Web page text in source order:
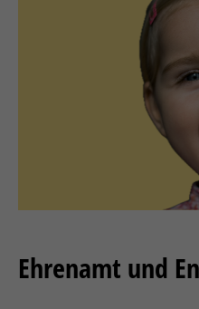
Ehrenamt und